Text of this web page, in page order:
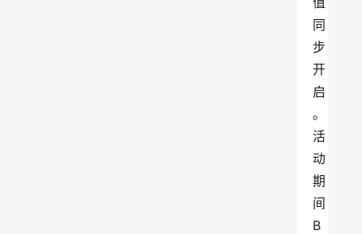
同
步
开
启
。
活
动
期
间
B